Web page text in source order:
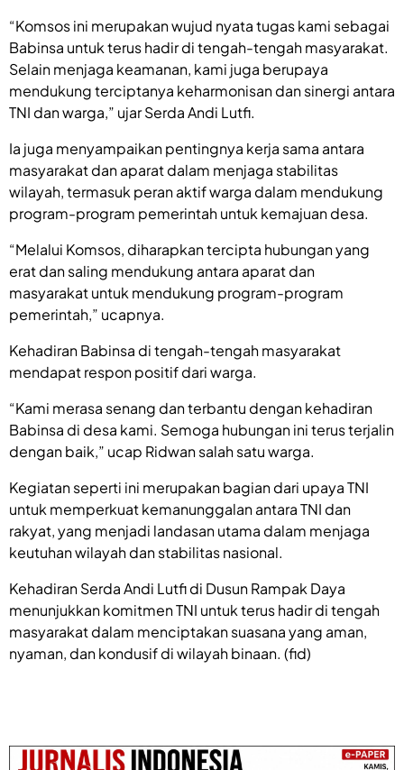
“Komsos ini merupakan wujud nyata tugas kami sebagai
Babinsa untuk terus hadir di tengah-tengah masyarakat.
Selain menjaga keamanan, kami juga berupaya
mendukung terciptanya keharmonisan dan sinergi antara
TNI dan warga,” ujar Serda Andi Lutfi.
Ia juga menyampaikan pentingnya kerja sama antara
masyarakat dan aparat dalam menjaga stabilitas
wilayah, termasuk peran aktif warga dalam mendukung
program-program pemerintah untuk kemajuan desa.
“Melalui Komsos, diharapkan tercipta hubungan yang
erat dan saling mendukung antara aparat dan
masyarakat untuk mendukung program-program
pemerintah,” ucapnya.
Kehadiran Babinsa di tengah-tengah masyarakat
mendapat respon positif dari warga.
“Kami merasa senang dan terbantu dengan kehadiran
Babinsa di desa kami. Semoga hubungan ini terus terjalin
dengan baik,” ucap Ridwan salah satu warga.
Kegiatan seperti ini merupakan bagian dari upaya TNI
untuk memperkuat kemanunggalan antara TNI dan
rakyat, yang menjadi landasan utama dalam menjaga
keutuhan wilayah dan stabilitas nasional.
Kehadiran Serda Andi Lutfi di Dusun Rampak Daya
menunjukkan komitmen TNI untuk terus hadir di tengah
masyarakat dalam menciptakan suasana yang aman,
nyaman, dan kondusif di wilayah binaan. (fid)